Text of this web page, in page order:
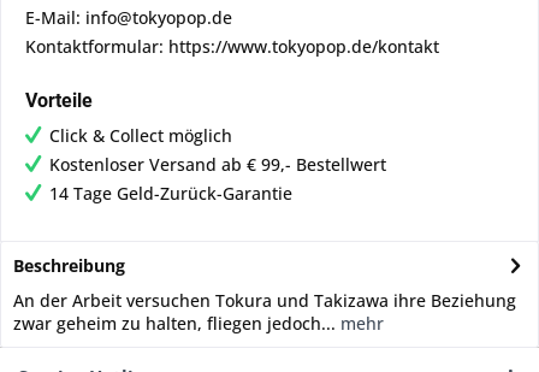
E-Mail: info@tokyopop.de
Kontaktformular: https://www.tokyopop.de/kontakt
Vorteile
Click & Collect möglich
Kostenloser Versand ab € 99,- Bestellwert
14 Tage Geld-Zurück-Garantie
Beschreibung
An der Arbeit versuchen Tokura und Takizawa ihre Beziehung
zwar geheim zu halten, fliegen jedoch... mehr